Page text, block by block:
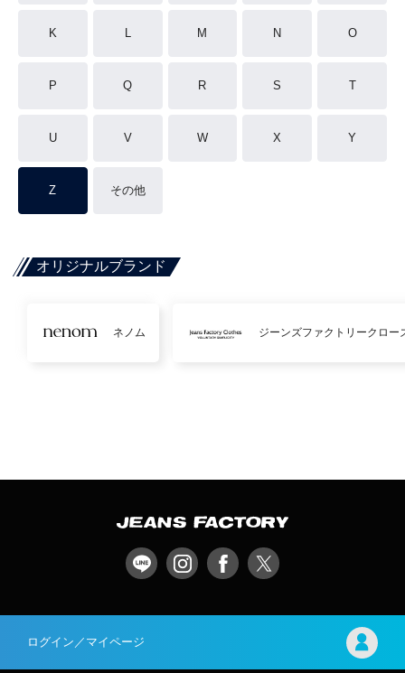
K L M N O
P Q R S T
U V W X Y
Z その他
オリジナルブランド
ネノム ジーンズファクトリークロー
ログイン／マイページ